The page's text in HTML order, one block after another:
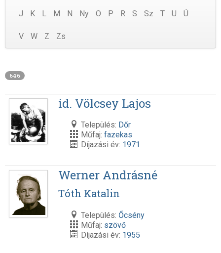
J K L M N Ny O P R S Sz T U Ú
V W Z Zs
646
id. Völcsey Lajos
Település: Dőr
Műfaj: fazekas
Díjazási év: 1971
Werner Andrásné
Tóth Katalin
Település: Őcsény
Műfaj: szövő
Díjazási év: 1955